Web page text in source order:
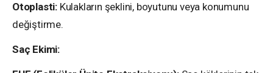
Otoplasti: Kulakların şeklini, boyutunu veya konumunu
değiştirme.
Saç Ekimi: